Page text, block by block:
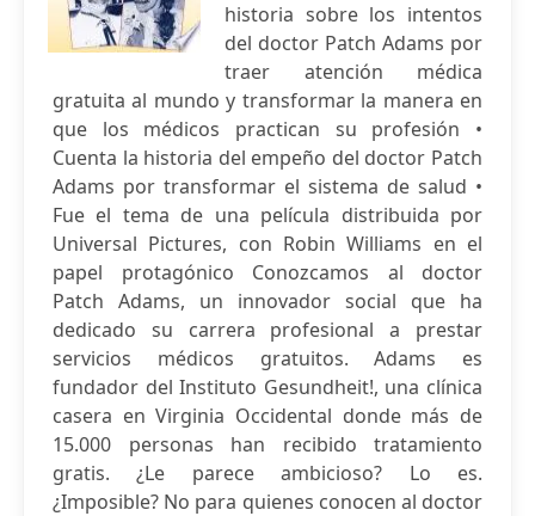
historia sobre los intentos
del doctor Patch Adams por
traer atención médica
gratuita al mundo y transformar la manera en
que los médicos practican su profesión •
Cuenta la historia del empeño del doctor Patch
Adams por transformar el sistema de salud •
Fue el tema de una película distribuida por
Universal Pictures, con Robin Williams en el
papel protagónico Conozcamos al doctor
Patch Adams, un innovador social que ha
dedicado su carrera profesional a prestar
servicios médicos gratuitos. Adams es
fundador del Instituto Gesundheit!, una clínica
casera en Virginia Occidental donde más de
15.000 personas han recibido tratamiento
gratis. ¿Le parece ambicioso? Lo es.
¿Imposible? No para quienes conocen al doctor